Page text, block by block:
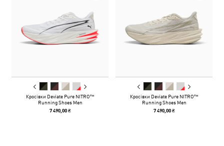
Кросівки Deviate Pure NITRO™
Running Shoes Men
7 490,00 ₴
Кросівки Deviate Pure NITRO™
Running Shoes Men
7 490,00 ₴